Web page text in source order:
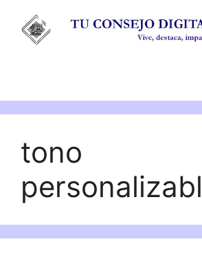
contenido
tono